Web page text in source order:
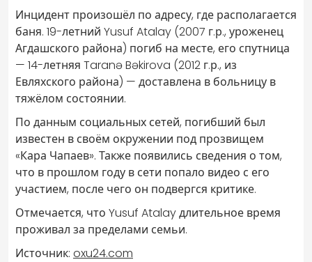
Инцидент произошёл по адресу, где располагается
баня. 19-летний Yusuf Atalay (2007 г.р., уроженец
Агдашского района) погиб на месте, его спутница
— 14-летняя Taranə Bəkirova (2012 г.р., из
Евляхского района) — доставлена в больницу в
тяжёлом состоянии.
По данным социальных сетей, погибший был
известен в своём окружении под прозвищем
«Кара Чапаев». Также появились сведения о том,
что в прошлом году в сети попало видео с его
участием, после чего он подвергся критике.
Отмечается, что Yusuf Atalay длительное время
проживал за пределами семьи.
Источник: oxu24.com